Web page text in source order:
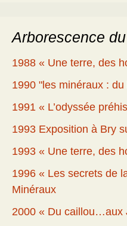
Arborescence
1988 « Une terre, des
1990 "les minéraux :
1991 « L’odyssée
1993 Exposition à Bry
1993 « Une terre, des
1996 « Les secrets de
Minéraux
2000 « Du caillou…aux